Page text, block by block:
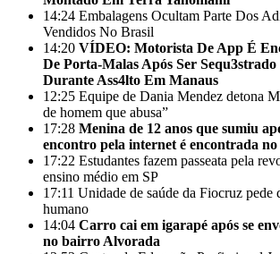
14:24 Embalagens Ocultam Parte Dos
Vendidos No Brasil
14:20 VÍDEO: Motorista De App É
De Porta-Malas Após Ser
Durante Ass4lto Em Manaus
12:25 Equipe de Dania Mendez detona
de homem que abusa”
17:28 Menina de 12 anos que sumiu
encontro pela internet é encontrada
17:22 Estudantes fazem passeata pela
ensino médio em SP
17:11 Unidade de saúde da Fiocruz pede
humano
14:04 Carro cai em igarapé após se
no bairro Alvorada